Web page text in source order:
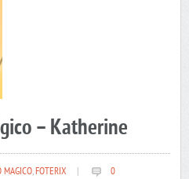
– Katherine
MAGICO,FOTERIX 0